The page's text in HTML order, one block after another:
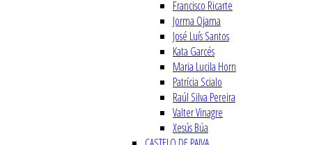
Francisco Ricarte
Jorma Ojama
José Luís Santos
Kata Garcés
Maria Lucila Horn
Patrícia Scialo
Raúl Silva Pereira
Valter Vinagre
Xesús Búa